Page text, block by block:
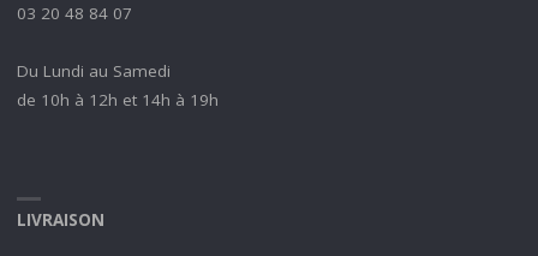
03 20 48 84 07
Du Lundi au Samedi
de 10h à 12h et 14h à 19h
LIVRAISON